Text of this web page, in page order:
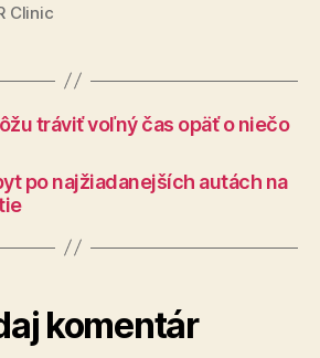
Clinic
tráviť voľný čas opäť o niečo
po najžiadanejších autách na
komentár